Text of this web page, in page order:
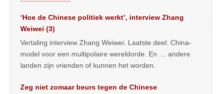
‘Hoe de Chinese politiek werkt’, interview Zhang
Weiwei (3)
Vertaling interview Zhang Weiwei. Laatste deel: China-
model voor een multipolaire wereldorde. En … andere
landen zijn vrienden of kunnen het worden.
Zeg niet zomaar beurs tegen de Chinese